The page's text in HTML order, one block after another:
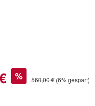
% Regulärer Preis:
560,00 € (6% gespart)